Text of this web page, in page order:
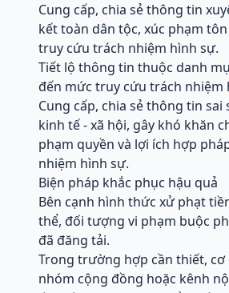
Cung cấp, chia sẻ thông tin
kết toàn dân tộc, xúc phạm
truy cứu trách nhiệm hình sự.
Tiết lộ thông tin thuộc danh
đến mức truy cứu trách nhiệm
Cung cấp, chia sẻ thông tin
kinh tế - xã hội, gây khó khăn
phạm quyền và lợi ích hợp
nhiệm hình sự.
Biện pháp khắc phục hậu quả
Bên cạnh hình thức xử phạt
thể, đối tượng vi phạm buộc
đã đăng tải.
Trong trường hợp cần thiết,
nhóm cộng đồng hoặc kênh